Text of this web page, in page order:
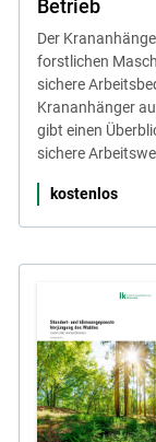
Betrieb
Der
forstlichen
sichere
Krananhänger
gibt einen
sichere
kostenlos